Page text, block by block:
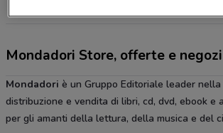
Mondadori Store, offerte e negozi
Mondadori è un Gruppo Editoriale leader
distribuzione e vendita di libri, cd, dvd, ebook e
per gli amanti della lettura, della musica e del